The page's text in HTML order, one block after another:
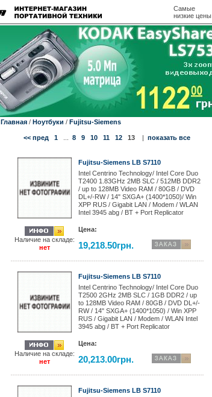
Самые
низкие цены
Главная/ Ноутбуки / Fujitsu-Siemens
<< пред 1 8 9 10 11 12 13 | показать все
Наличие на складе:
нет
Fujitsu-Siemens LB S7110
Intel Centrino Technology/ Intel Core Duo
T2400 1.83GHz 2MB SLC / 512MB DDR2
/ up to 128MB Video RAM / 80GB / DVD
DL+/-RW / 14" SXGA+ (1400*1050)/ Win
XPP RUS / Gigabit LAN / Modem / WLAN
Intel 3945 abg / BT + Port Replicator
Цена:
19,218.50грн.
Наличие на складе:
нет
Fujitsu-Siemens LB S7110
Intel Centrino Technology/ Intel Core Duo
T2500 2GHz 2MB SLC / 1GB DDR2 / up
to 128MB Video RAM / 80GB / DVD DL+/-
RW / 14" SXGA+ (1400*1050) / Win XPP
RUS / Gigabit LAN / Modem / WLAN Intel
3945 abg / BT + Port Replicator
Цена:
20,213.00грн.
Fujitsu-Siemens LB S7110